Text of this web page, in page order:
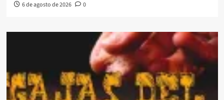
6 de agosto de 2026 0